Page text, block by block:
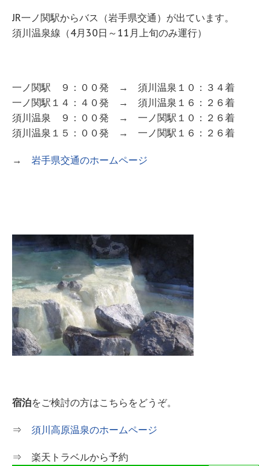
JR一ノ関駅からバス（岩手県交通）が出ています。
須川温泉線（4月30日～11月上旬のみ運行）
一ノ関駅 ９：００発 → 須川温泉１０：３４着
一ノ関駅１４：４０発 → 須川温泉１６：２６着
須川温泉 ９：００発 → 一ノ関駅１０：２６着
須川温泉１５：００発 → 一ノ関駅１６：２６着
→ 岩手県交通のホームページ
宿泊をご検討の方はこちらをどうぞ。
⇒ 須川高原温泉のホームページ
⇒ 楽天トラベルから予約